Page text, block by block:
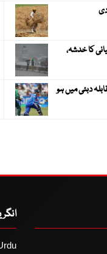
کا خدشہ،
کا مقابلہ دبئی میں ہو